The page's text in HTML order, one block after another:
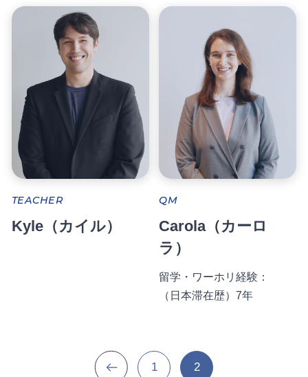
TEACHER
Kyle（カイル）
QM
Carola（カーロ
ラ）
留学・ワーホリ経験：
（日本滞在歴）7年
1 2